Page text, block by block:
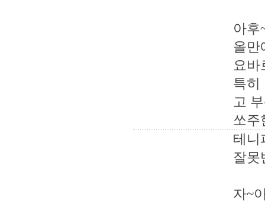
아후
올만
요바
특히
고
쏘주
테니
잘못
자~